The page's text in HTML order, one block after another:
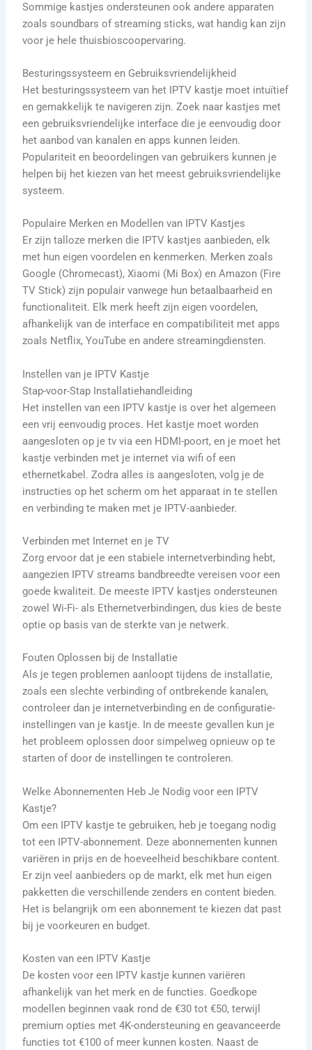
Sommige kastjes ondersteunen ook andere apparaten
zoals soundbars of streaming sticks, wat handig kan zijn
voor je hele thuisbioscoopervaring.
Besturingssysteem en Gebruiksvriendelijkheid
Het besturingssysteem van het IPTV kastje moet intuïtief
en gemakkelijk te navigeren zijn. Zoek naar kastjes met
een gebruiksvriendelijke interface die je eenvoudig door
het aanbod van kanalen en apps kunnen leiden.
Populariteit en beoordelingen van gebruikers kunnen je
helpen bij het kiezen van het meest gebruiksvriendelijke
systeem.
Populaire Merken en Modellen van IPTV Kastjes
Er zijn talloze merken die IPTV kastjes aanbieden, elk
met hun eigen voordelen en kenmerken. Merken zoals
Google (Chromecast), Xiaomi (Mi Box) en Amazon (Fire
TV Stick) zijn populair vanwege hun betaalbaarheid en
functionaliteit. Elk merk heeft zijn eigen voordelen,
afhankelijk van de interface en compatibiliteit met apps
zoals Netflix, YouTube en andere streamingdiensten.
Instellen van je IPTV Kastje
Stap-voor-Stap Installatiehandleiding
Het instellen van een IPTV kastje is over het algemeen
een vrij eenvoudig proces. Het kastje moet worden
aangesloten op je tv via een HDMI-poort, en je moet het
kastje verbinden met je internet via wifi of een
ethernetkabel. Zodra alles is aangesloten, volg je de
instructies op het scherm om het apparaat in te stellen
en verbinding te maken met je IPTV-aanbieder.
Verbinden met Internet en je TV
Zorg ervoor dat je een stabiele internetverbinding hebt,
aangezien IPTV streams bandbreedte vereisen voor een
goede kwaliteit. De meeste IPTV kastjes ondersteunen
zowel Wi-Fi- als Ethernetverbindingen, dus kies de beste
optie op basis van de sterkte van je netwerk.
Fouten Oplossen bij de Installatie
Als je tegen problemen aanloopt tijdens de installatie,
zoals een slechte verbinding of ontbrekende kanalen,
controleer dan je internetverbinding en de configuratie-
instellingen van je kastje. In de meeste gevallen kun je
het probleem oplossen door simpelweg opnieuw op te
starten of door de instellingen te controleren.
Welke Abonnementen Heb Je Nodig voor een IPTV
Kastje?
Om een IPTV kastje te gebruiken, heb je toegang nodig
tot een IPTV-abonnement. Deze abonnementen kunnen
variëren in prijs en de hoeveelheid beschikbare content.
Er zijn veel aanbieders op de markt, elk met hun eigen
pakketten die verschillende zenders en content bieden.
Het is belangrijk om een abonnement te kiezen dat past
bij je voorkeuren en budget.
Kosten van een IPTV Kastje
De kosten voor een IPTV kastje kunnen variëren
afhankelijk van het merk en de functies. Goedkope
modellen beginnen vaak rond de €30 tot €50, terwijl
premium opties met 4K-ondersteuning en geavanceerde
functies tot €100 of meer kunnen kosten. Naast de